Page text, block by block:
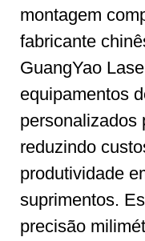
montagem
fabricante
GuangYao
equipamentos
personalizados
reduzindo
produtividade
suprimentos.
precisão